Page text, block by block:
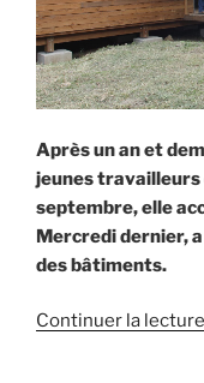
Après un an et
jeunes travailleurs
septembre, elle
Mercredi dernier,
des bâtiments.
Continuer la lecture